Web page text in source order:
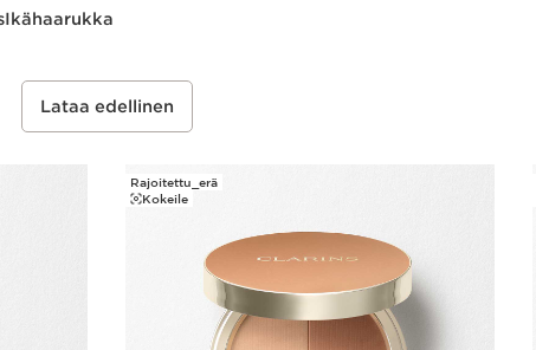
Ikähaarukka
Lataa edellinen
Rajoitettu_erä
Kokeile